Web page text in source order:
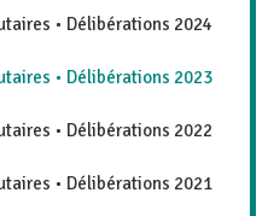
• Délibérations 2024
• Délibérations 2023
• Délibérations 2022
• Délibérations 2021